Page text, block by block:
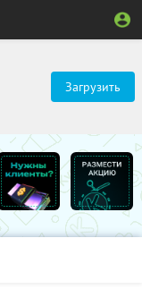
Загрузить